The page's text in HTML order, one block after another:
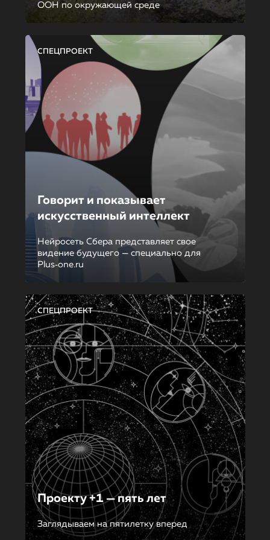
ООН по окружающей среде
СПЕЦПРОЕКТ
Говорит и показывает
искусственный интеллект
Нейросеть Сбера представляет свое
видение будущего — специально для
Plus‑one.ru
СПЕЦПРОЕКТ
Проекту +1 — пять лет
Заглядываем на пятилетку вперед